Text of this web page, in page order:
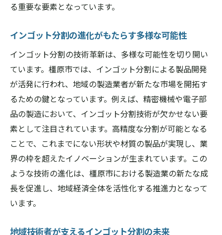
る重要な要素となっています。
インゴット分割の進化がもたらす多様な可能性
インゴット分割の技術革新は、多様な可能性を切り開い
ています。橿原市では、インゴット分割による製品開発
が活発に行われ、地域の製造業者が新たな市場を開拓す
るための鍵となっています。例えば、精密機械や電子部
品の製造において、インゴット分割技術が欠かせない要
素として注目されています。高精度な分割が可能となる
ことで、これまでにない形状や材質の製品が実現し、業
界の枠を超えたイノベーションが生まれています。この
ような技術の進化は、橿原市における製造業の新たな成
長を促進し、地域経済全体を活性化する推進力となって
います。
地域技術者が支えるインゴット分割の未来